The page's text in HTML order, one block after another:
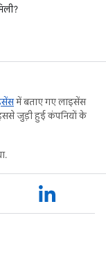
में बताए गए लाइसेंस
जुड़ी हुई कंपनियों के